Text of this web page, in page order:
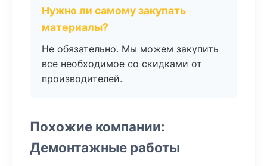
Нужно ли самому закупать
материалы?
Не обязательно. Мы можем закупить
все необходимое со скидками от
производителей.
Похожие компании:
Демонтажные работы